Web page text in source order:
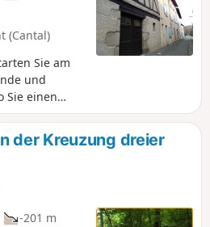
(Cantal)
Sie am
und
Sie einen
des
können.
der Kreuzung dreier
-201 m